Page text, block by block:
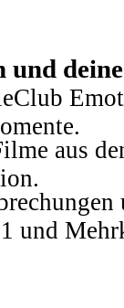
und
aus
und